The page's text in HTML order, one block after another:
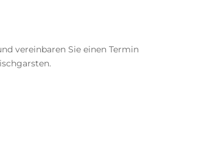
vereinbaren Sie einen Termin